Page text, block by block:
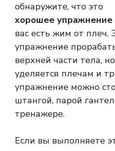
обнаружите, что это
хорошее упражнение
вас есть жим от плеч.
упражнение
верхней части тела,
уделяется плечам и
упражнение можно
штангой, парой
тренажере.
Если вы выполняете